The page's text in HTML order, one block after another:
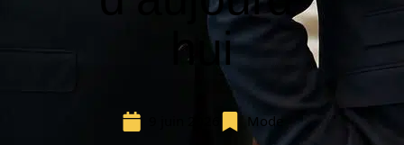
hui
Mode